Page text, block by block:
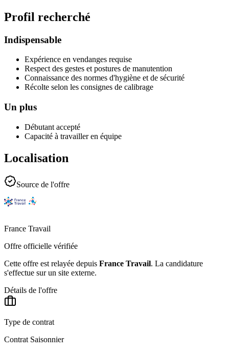
Profil recherché
Indispensable
Expérience en vendanges requise
Respect des gestes et postures de manutention
Connaissance des normes d'hygiène et de sécurité
Récolte selon les consignes de calibrage
Un plus
Débutant accepté
Capacité à travailler en équipe
Localisation
Source de l'offre
France Travail
Offre officielle vérifiée
Cette offre est relayée depuis France Travail. La candidature
s'effectue sur un site externe.
Détails de l'offre
Type de contrat
Contrat Saisonnier